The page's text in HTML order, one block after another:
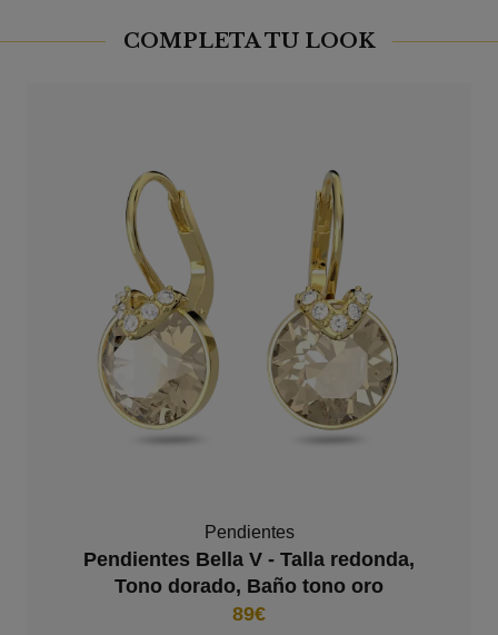
COMPLETA TU LOOK
Pendientes
Pendientes Bella V - Talla redonda,
Tono dorado, Baño tono oro
89€